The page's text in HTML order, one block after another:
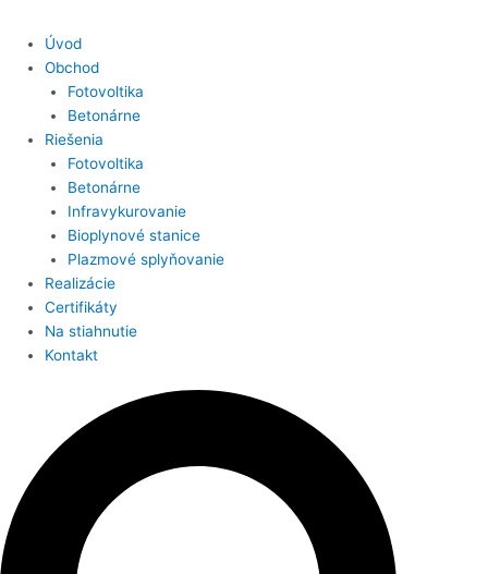
Úvod
Obchod
Fotovoltika
Betonárne
Riešenia
Fotovoltika
Betonárne
Infravykurovanie
Bioplynové stanice
Plazmové splyňovanie
Realizácie
Certifikáty
Na stiahnutie
Kontakt